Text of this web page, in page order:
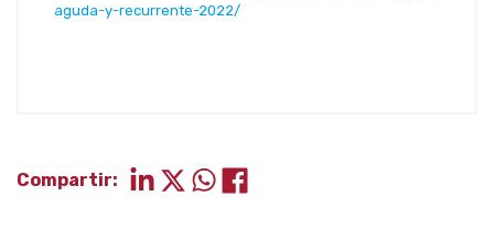
aguda-y-recurrente-2022/
Compartir: